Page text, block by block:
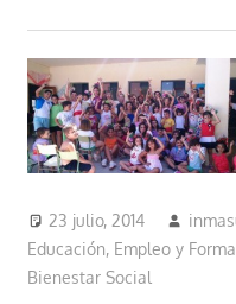
23 julio, 2014
Educación, Empleo y
Bienestar Social